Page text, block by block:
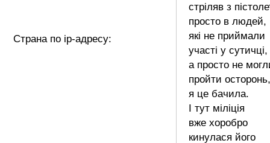
Страна по ip-адресу:
стріляв з
просто в людей,
які не приймали
участі у сутичці,
а просто не
пройти осторонь,
я це бачила.
І тут міліція
вже хоробро
кинулася його